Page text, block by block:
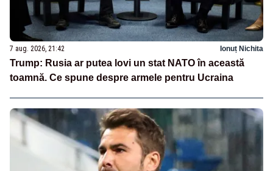
7 aug. 2026, 21:42 Ionuț Nichita
Trump: Rusia ar putea lovi un stat NATO în această
toamnă. Ce spune despre armele pentru Ucraina